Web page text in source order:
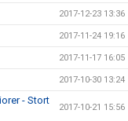
2017-12-23 13:36
2017-11-24 19:16
2017-11-17 16:05
2017-10-30 13:24
- Stort
2017-10-21 15:56